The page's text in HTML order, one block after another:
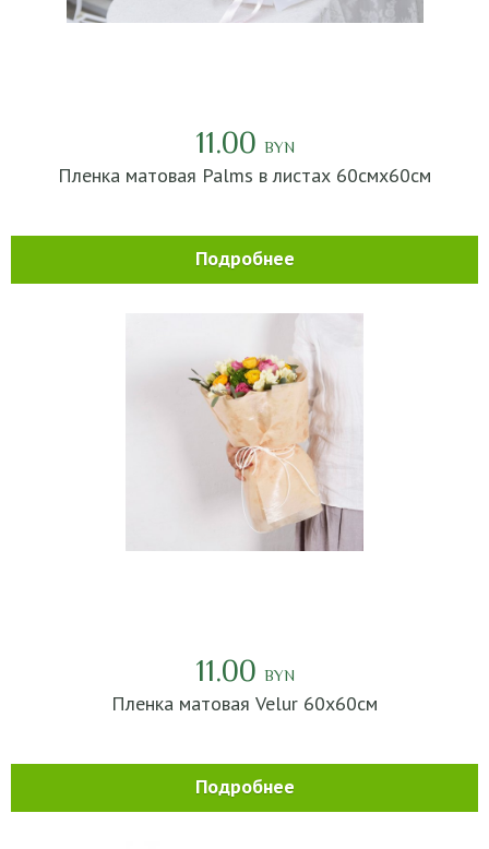
11.00 BYN
Пленка матовая Palms в листах 60смх60см
Подробнее
11.00 BYN
Пленка матовая Velur 60х60см
Подробнее